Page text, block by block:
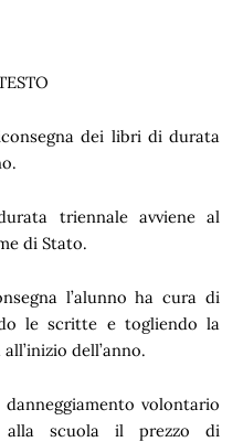
dei libri di durata
triennale avviene al
di Stato.
l’alunno ha cura di
le scritte e togliendo la
dell’anno.
volontario
alla scuola il prezzo di